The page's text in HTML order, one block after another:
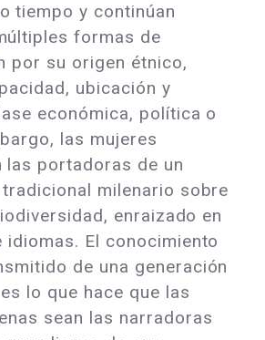
tiempo y continúan
formas de
por su origen étnico,
ubicación y
económica, política o
las mujeres
las portadoras de un
milenario sobre
enraizado en
idiomas. El conocimiento
de una generación
lo que hace que las
sean las narradoras